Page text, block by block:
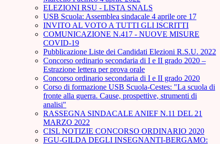
ELEZIONI RSU - LISTA SNALS
USB Scuola: Assemblea sindacale 4 aprile ore 17
INVITO AL VOTO A TUTTI GLI ISCRITTI
COMUNICAZIONE N.417 - NUOVE MISURE
COVID-19
Pubblicazione Liste dei Candidati Elezioni R.S.U. 2022
Concorso ordinario secondaria di I e II grado 2020 –
Estrazione lettera per prova orale
Concorso ordinario secondaria di I e II grado 2020
Corso di formazione USB Scuola-Cestes: "La scuola di
fronte alla guerra. Cause, prospettive, strumenti di
analisi"
RASSEGNA SINDACALE ANIEF N.11 DEL 21
MARZO 2022
CISL NOTIZIE CONCORSO ORDINARIO 2020
FGU-GILDA DEGLI INSEGNANTI-BERGAMO: